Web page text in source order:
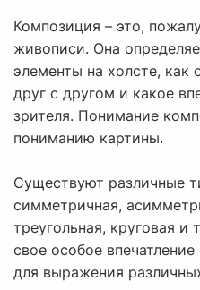
Композиция – это,
живописи. Она
элементы на холсте, как
друг с другом и какое
зрителя. Понимание
пониманию картины.
Существуют различные
симметричная,
треугольная, круговая
свое особое
для выражения